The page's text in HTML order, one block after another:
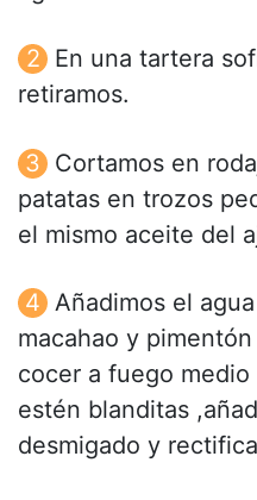
En una tartera
retiramos.
Cortamos en
patatas en trozos
el mismo aceite del
Añadimos el
macahao y
cocer a fuego
estén blanditas
desmigado y